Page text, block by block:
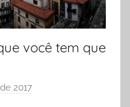
você tem que
2017